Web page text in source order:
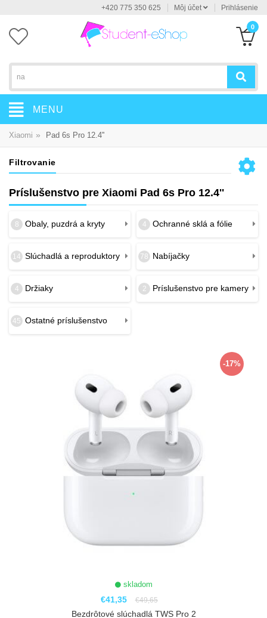
+420 775 350 625 Môj účet Prihlásenie
0
MENU
Xiaomi » Pad 6s Pro 12.4''
Filtrovanie
Príslušenstvo pre Xiaomi Pad 6s Pro 12.4''
8 Obaly, puzdrá a kryty 4 Ochranné sklá a fólie
14 Slúchadlá a reproduktory 78 Nabíjačky
4 Držiaky 2 Príslušenstvo pre kamery
45 Ostatné príslušenstvo
-17%
skladom
€41,35 €49,65
Bezdrôtové slúchadlá TWS Pro 2